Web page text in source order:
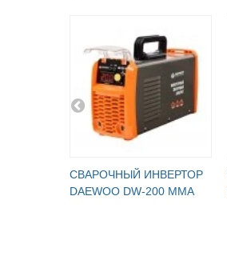
СВАРОЧНЫЙ ИНВЕРТОР
DAEWOO DW-200 MMA